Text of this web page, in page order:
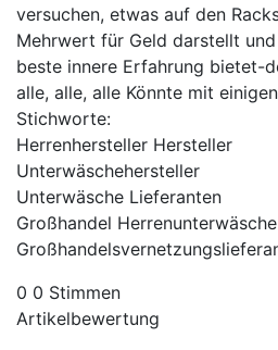
versuchen, etwas auf den
Mehrwert für Geld darstellt
beste innere Erfahrung bietet-
alle, alle, alle Könnte mit
Stichworte:
Herrenhersteller Hersteller
Unterwäschehersteller
Unterwäsche Lieferanten
Großhandel Herrenunterwäsche
0 0 Stimmen
Artikelbewertung